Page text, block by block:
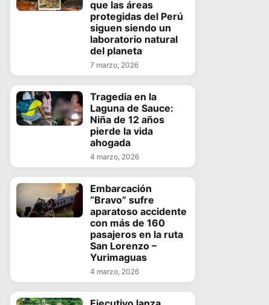
que las áreas
protegidas del Perú
siguen siendo un
laboratorio natural
del planeta
7 marzo, 2026
Tragedia en la
Laguna de Sauce:
Niña de 12 años
pierde la vida
ahogada
4 marzo, 2026
Embarcación
“Bravo” sufre
aparatoso accidente
con más de 160
pasajeros en la ruta
San Lorenzo –
Yurimaguas
4 marzo, 2026